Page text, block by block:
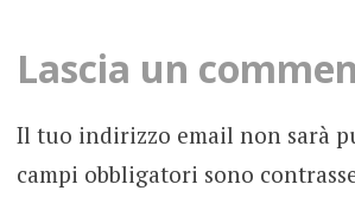
LUCE
NEWS
Lascia un
Il tuo indirizzo email non sarà
campi obbligatori sono